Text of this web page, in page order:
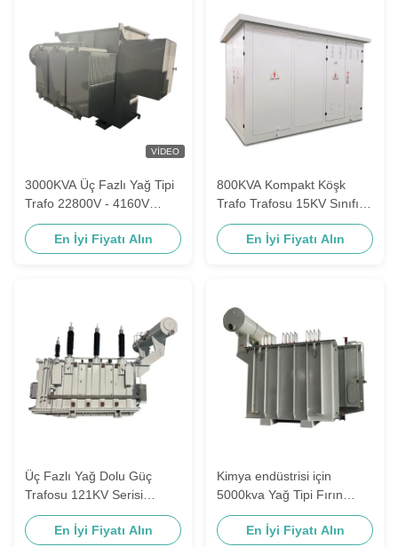
VIDEO
3000KVA Üç Fazlı Yağ Tipi
Trafo 22800V - 4160V
KNAF
En İyi Fiyatı Alın
800KVA Kompakt Köşk
Trafo Trafosu 15KV Sınıfı
RMU
En İyi Fiyatı Alın
Üç Fazlı Yağ Dolu Güç
Trafosu 121KV Serisi
20000KVA
En İyi Fiyatı Alın
Kimya endüstrisi için
5000kva Yağ Tipi Fırın
Trafosu
En İyi Fiyatı Alın